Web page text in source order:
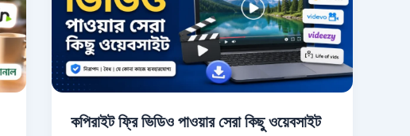
কপিরাইট ফ্রি ভিডিও পাওয়ার সেরা কিছু ওয়েবসাইট